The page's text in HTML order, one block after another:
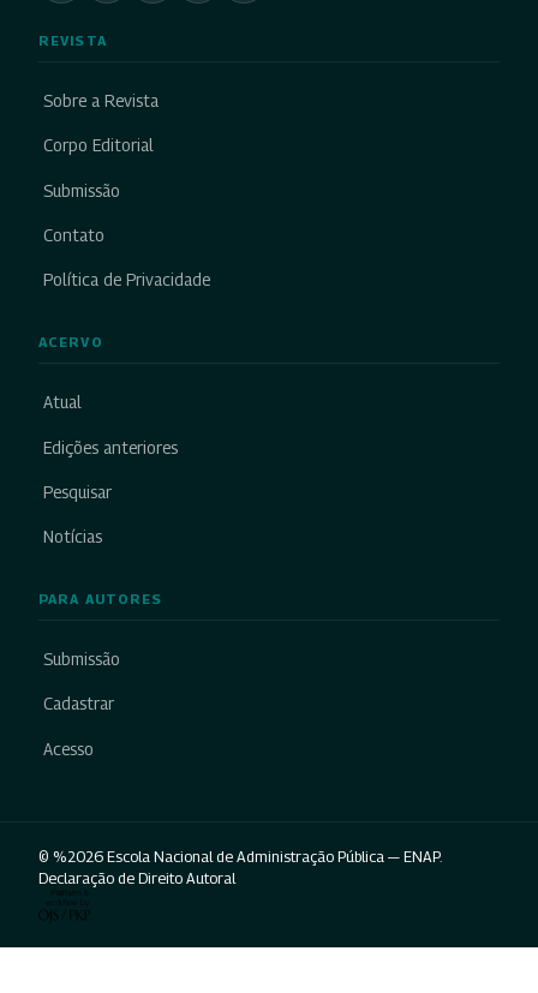
REVISTA
Sobre a Revista
Corpo Editorial
Submissão
Contato
Política de Privacidade
ACERVO
Atual
Edições anteriores
Pesquisar
Notícias
PARA AUTORES
Submissão
Cadastrar
Acesso
© %2026 Escola Nacional de Administração Pública — ENAP.
Declaração de Direito Autoral